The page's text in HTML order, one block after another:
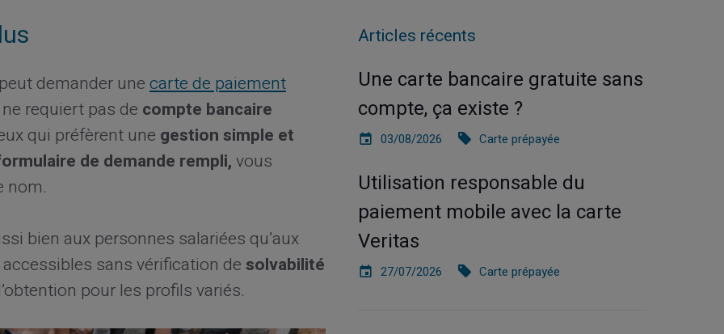
peut demander unecarte de paiement
requiert pas de compte bancaire
qui préfèrent une gestion simple et
de demande rempli,vous
nom.
bien aux personnes salariées qu’aux
sans vérification desolvabilité
pour les profils variés.
Articles récents
Une carte bancaire gratuite sans
compte, ça existe ?
03/08/2026 Carte prépayée
Utilisation responsable du
paiement mobile avec la carte
Veritas
27/07/2026 Carte prépayée